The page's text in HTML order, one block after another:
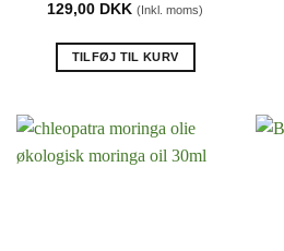
129,00 DKK (Inkl. moms)
TILFØJ TIL KURV